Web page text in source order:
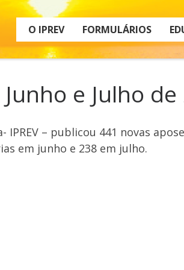
O IPREV FORMULÁRIOS
e Julho de
– publicou 441 novas
em junho e 238 em julho.